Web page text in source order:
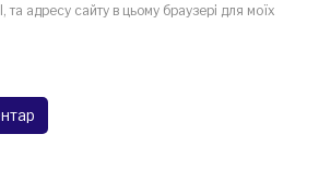
адресу сайту в цьому браузері для моїх